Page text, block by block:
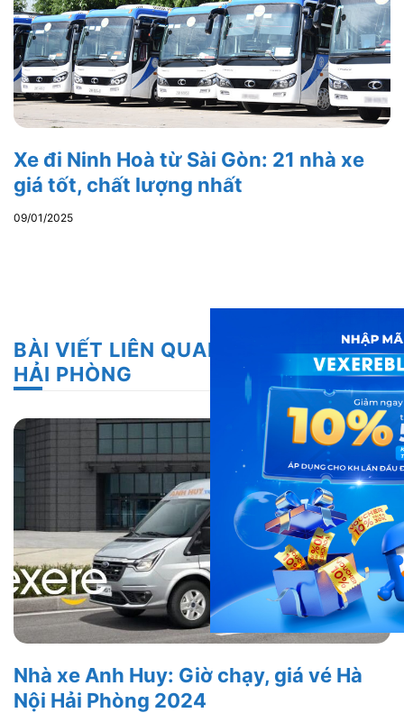
Xe đi Ninh Hoà từ Sài Gòn: 21 nhà xe
giá tốt, chất lượng nhất
09/01/2025
BÀI VIẾT LIÊN QUAN CHO HẠ LONG,
HẢI PHÒNG
Nhà xe Anh Huy: Giờ chạy, giá vé Hà
Nội Hải Phòng 2024